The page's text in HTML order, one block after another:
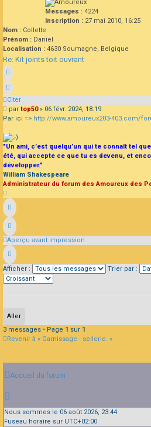
Messages : 4224
Inscription : 27 mai 2010, 16:25
Nom : Collette
Prénom : Daniel
Localisation : 4630 Soumagne, Belgique
Re: Kit joints toit ouvrant
Citer
Message
par top50» 06 févr. 2024, 18:19
Par ici => http://www.amoureux203-403.com/
"Un ami, c’est quelqu’un qui te connaît tel
été, qui accepte ce que tu es devenu, et
développer."
William Shakespeare
Administrateur du forum des Amoureux des
Aperçu avant impression
Afficher : Trier par :
3 messages • Page 1 sur 1
Revenir à « Garnissage - sellerie. »
Accueil du forum
Nous sommes le 06 août 2026, 23:44
Fuseau horaire sur UTC+02:00